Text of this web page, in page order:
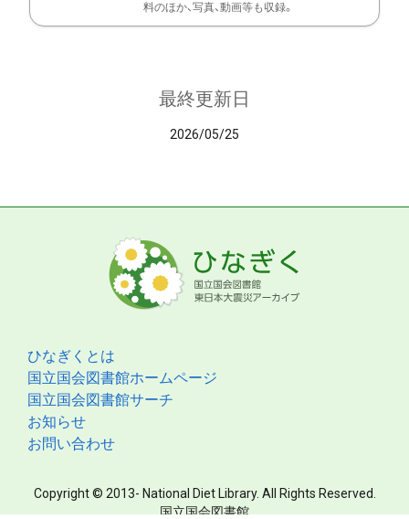
料のほか、写真、動画等も収録。
最終更新日
2026/05/25
ひなぎくとは
国立国会図書館ホームページ
国立国会図書館サーチ
お知らせ
お問い合わせ
Copyright © 2013- National Diet Library. All Rights Reserved.